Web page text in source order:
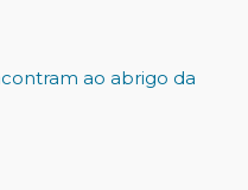
ao abrigo da